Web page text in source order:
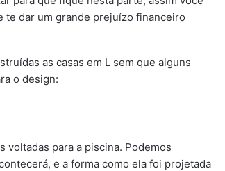
te dar um grande prejuízo financeiro
as casas em L sem que alguns
o design:
voltadas para a piscina. Podemos
e a forma como ela foi projetada